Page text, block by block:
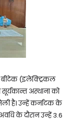
के बीटेक (इलेक्ट्रिकल
अस्थाना को
है। उन्हें कर्नाटक के
के दौरान उन्हें 3.6